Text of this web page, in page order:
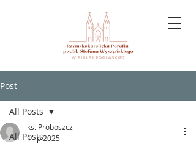
Post
All Posts
All Posts
ks. Proboszcz
1 lip 2025